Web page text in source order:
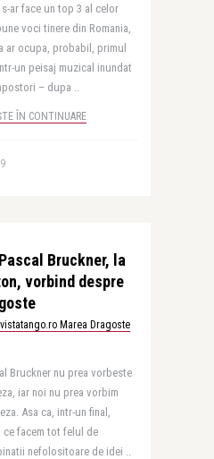
s-ar face un top 3 al celor
voci tinere din Romania,
ar ocupa, probabil, primul
un peisaj muzical inundat
– dupa ..
ÎN CONTINUARE
Bruckner, la
vorbind despre
Marea Dragoste
Bruckner nu prea vorbeste
iar noi nu prea vorbim
Asa ca, intr-un final,
ce facem tot felul de
nefolositoare de idei ..